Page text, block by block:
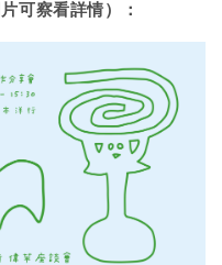
可察看詳情）：